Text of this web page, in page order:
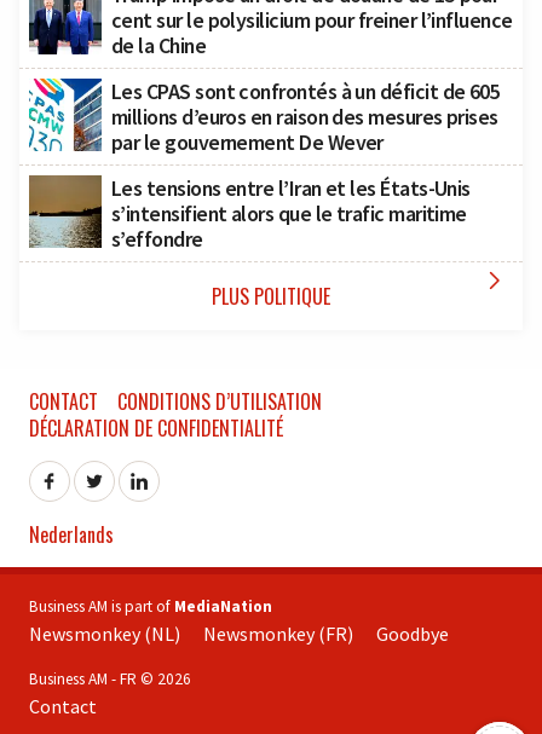
cent sur le polysilicium pour freiner l’influence
de la Chine
Les CPAS sont confrontés à un déficit de 605
millions d’euros en raison des mesures prises
par le gouvernement De Wever
Les tensions entre l’Iran et les États-Unis
s’intensifient alors que le trafic maritime
s’effondre
PLUS POLITIQUE 
CONTACT
CONDITIONS D’UTILISATION
DÉCLARATION DE CONFIDENTIALITÉ
Nederlands
Business AM is part of MediaNation
Newsmonkey (NL) Newsmonkey (FR) Goodbye
Business AM - FR © 2026
Contact